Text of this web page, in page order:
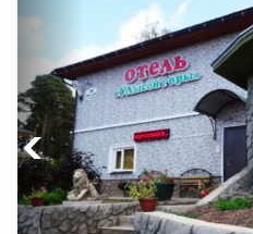
Previous